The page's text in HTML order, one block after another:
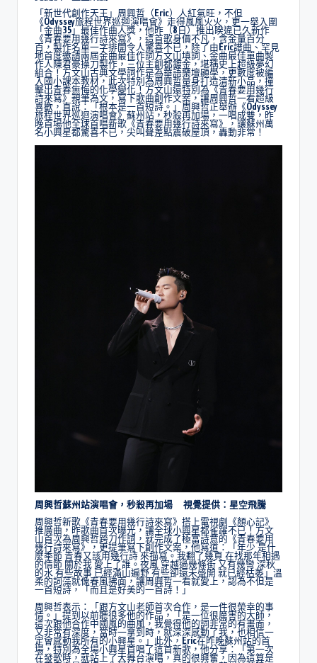
「新世代創作天王」周興哲（Eric）人紅氣旺，不但
《Odyssey旅程世界巡迴演唱會》走得風風火火，更一舉入圍
「金曲35」最佳作曲人獎，他昨（8日）推出睽違已久新作
《青春要用幾行詩來寫》，這首歌身價不凡，含金量百分
百，製作名單一字排開令人驚喜不已，除了由Eric譜曲、罕見
地首度邀請兩屆金曲最佳作詞方文山填詞、金曲最佳單曲製
作人陳君豪操刀製作，三位主創都鍍金，堪稱史上超級夢幻
組合！方文山古典文學詞作是為華語樂壇顯學，更數度被編
入國小課本教材，此次特別為周興哲量身打造清新小品，撞
擊出青春無悔的化學變化！方文山還特別為《青春要用幾行
詩來寫》親筆為文，寫下歌曲創作文案，讓周興哲一看超級
喜歡，直說：「根本是一首短詩。」周興哲正舉辦《Odyssey
旅程世界巡迴演唱會》蘇州站，秒殺再加場，一唱成雙，昨
晚首場他全球首唱新歌《青春要用幾行詩來寫》，讓蘇州萬
名小興星都驚喜不已，尖叫聲差點震破屋頂，轟動非常！
周興哲蘇州站演唱會，秒殺再加場 視覺提供：星空飛騰
周興哲新歌《青春要用幾行詩來寫》搭上電視劇《顏心記》
推廣曲，昨歌曲首次曝光，讓全球小興星都雀躍不已！方文
山首次為周興哲跨刀作詞，就完成了極富詩意的《青春要用
幾行詩來寫》，更提筆寫下創作文案，他寫道：「年少 是什
麼季節 青春又該用幾行詩 來描寫。我翻了幾頁 在找那年相遇
的情節 關於我 愛上了誰。夜風 穿越過幾條街 又有幾彎 深秋
的水 有些故事 已經滿山遍野 有些卻還未盛開 就已經枯萎」溫
柔的詞藻就像春風拂面，讓周興哲一看就愛上，認為不但是
一首短詩，「而且是好美的一首詩！」
周興哲表示：「跟方文山老師首次合作，是一件很榮幸的事
情。」提到以前聽很多他的作品，「是一位很厲害的大師，
這次跟他合作中國風的曲風，我覺得他的詞非常的有畫面，
又非常有深度，當時一拿到時，就深深感動了我，也相信一
定會感動我所有的小興星。」此外，Eric在昨晚蘇州站的首
場，特別為全場小興星首唱了這首新歌，他分享：「第一次
在發歌時，就站上了大舞台演唱，真的很興奮，因為這算是